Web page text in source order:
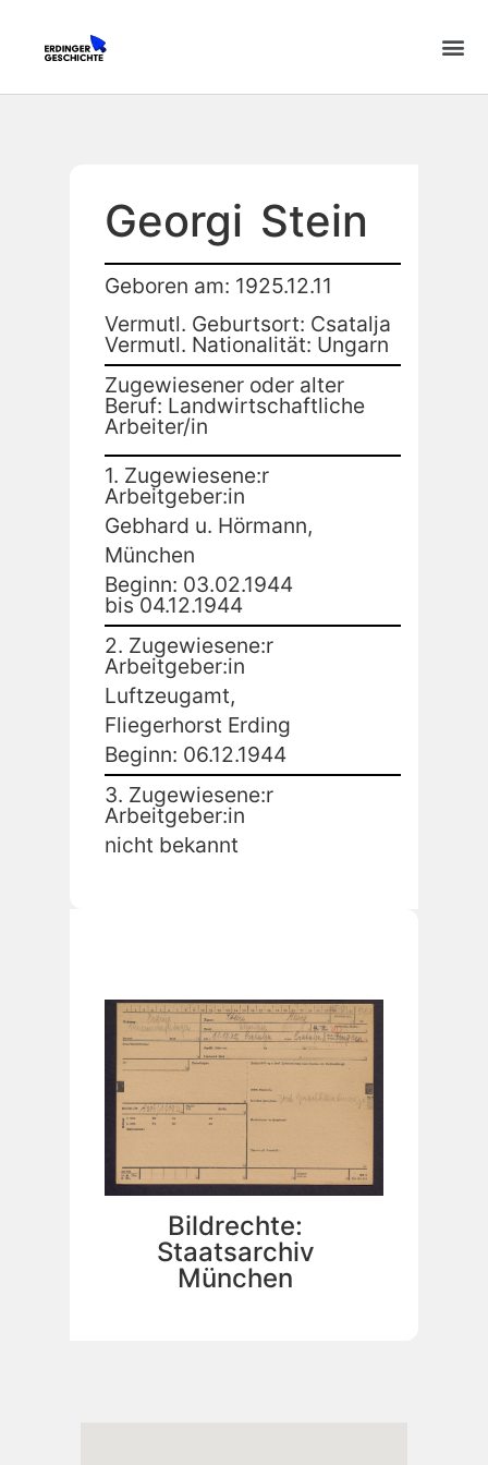
Georgi Stein
Geboren am: 1925.12.11
Vermutl. Geburtsort: Csatalja
Vermutl. Nationalität: Ungarn
Zugewiesener oder alter
Beruf: Landwirtschaftliche
Arbeiter/in
1. Zugewiesene:r
Arbeitgeber:in
Gebhard u. Hörmann,
München
Beginn: 03.02.1944
bis 04.12.1944
2. Zugewiesene:r
Arbeitgeber:in
Luftzeugamt,
Fliegerhorst Erding
Beginn: 06.12.1944
3. Zugewiesene:r
Arbeitgeber:in
nicht bekannt
Bildrechte:
Staatsarchiv
München